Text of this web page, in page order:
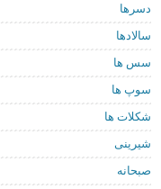
دسرها
سالادها
سس ها
سوپ ها
شکلات ها
شیرینی
صبحانه